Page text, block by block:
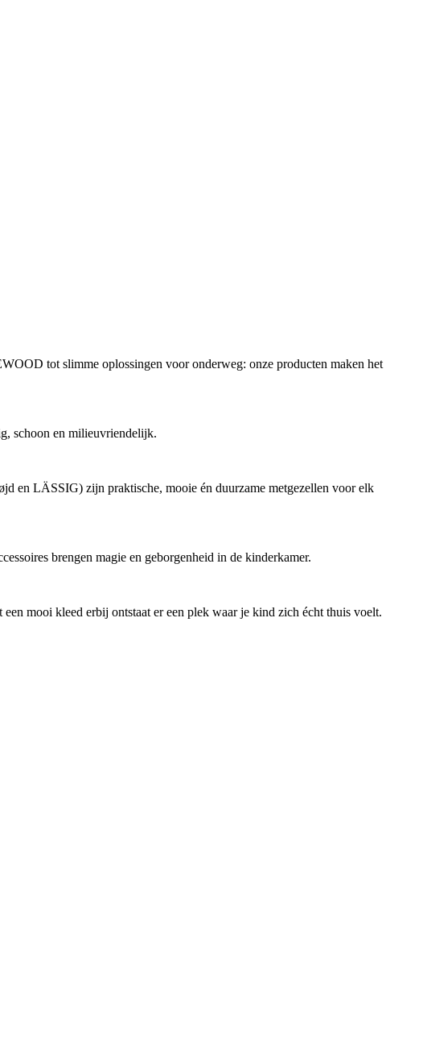
tot slimme oplossingen voor onderweg: onze producten maken het
schoon en milieuvriendelijk.
en LÄSSIG) zijn praktische, mooie én duurzame metgezellen voor elk
brengen magie en geborgenheid in de kinderkamer.
mooi kleed erbij ontstaat er een plek waar je kind zich écht thuis voelt.